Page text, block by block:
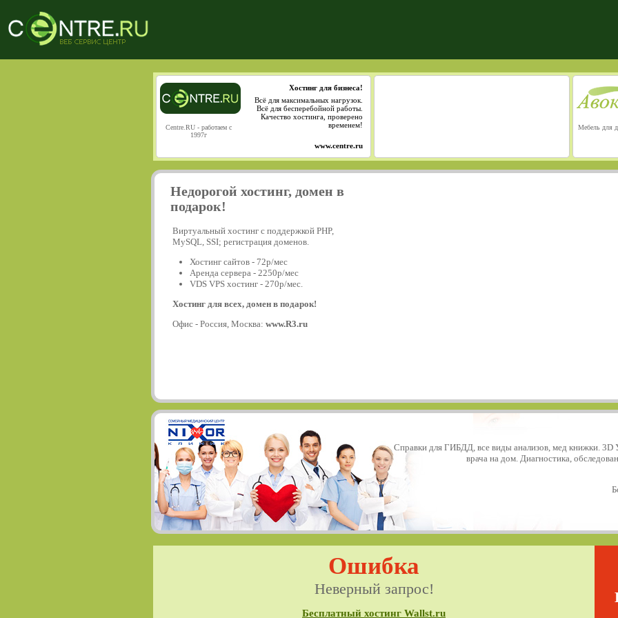
Centre.RU - работаем с
1997г
Хостинг для бизнеса!
Всё для максимальных нагрузок.
Всё для бесперебойной работы.
Качество хостинга, проверено
временем!
www.centre.ru
Мебель для
Недорогой хостинг, домен в
подарок!
Виртуальный хостинг с поддержкой PHP,
MySQL, SSI; регистрация доменов.
Хостинг сайтов - 72р/мес
Аренда сервера - 2250р/мес
VDS VPS хостинг - 270р/мес.
Хостинг для всех, домен в подарок!
Офис - Россия, Москва: www.R3.ru
Справки для ГИБДД, все виды анализов, мед книжки.
врача на дом. Диагностика,
Ошибка
Неверный запрос!
Бесплатный хостинг Wallst.ru